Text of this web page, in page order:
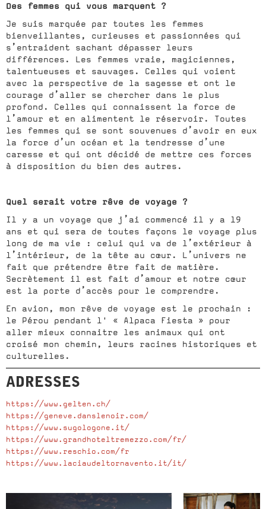
Des femmes qui vous marquent ?
Je suis marquée par toutes les femmes
bienveillantes, curieuses et passionnées qui
s’entraident sachant dépasser leurs
différences. Les femmes vraie, magiciennes,
talentueuses et sauvages. Celles qui voient
avec la perspective de la sagesse et ont le
courage d’aller se chercher dans le plus
profond. Celles qui connaissent la force de
l’amour et en alimentent le réservoir. Toutes
les femmes qui se sont souvenues d’avoir en eux
la force d’un océan et la tendresse d’une
caresse et qui ont décidé de mettre ces forces
à disposition du bien des autres.
Quel serait votre rêve de voyage ?
Il y a un voyage que j’ai commencé il y a 19
ans et qui sera de toutes façons le voyage plus
long de ma vie : celui qui va de l’extérieur à
l’intérieur, de la tête au cœur. L’univers ne
fait que prétendre être fait de matière.
Secrètement il est fait d’amour et notre cœur
est la porte d’accès pour le comprendre.
En avion, mon rêve de voyage est le prochain :
le Pérou pendant l' « Alpaca Fiesta » pour
aller mieux connaitre les animaux qui ont
croisé mon chemin, leurs racines historiques et
culturelles.
ADRESSES
https://www.gelten.ch/
https://geneve.danslenoir.com/
https://www.sugologone.it/
https://www.grandhoteltremezzo.com/fr/
https://www.reschio.com/fr
https://www.laciaudeltornavento.it/it/